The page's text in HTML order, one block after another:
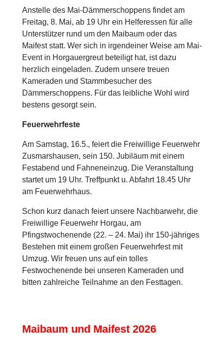
Anstelle des Mai-Dämmerschoppens findet am
Freitag, 8. Mai, ab 19 Uhr ein Helferessen für alle
Unterstützer rund um den Maibaum oder das
Maifest statt. Wer sich in irgendeiner Weise am Mai-
Event in Horgauergreut beteiligt hat, ist dazu
herzlich eingeladen. Zudem unsere treuen
Kameraden und Stammbesucher des
Dämmerschoppens. Für das leibliche Wohl wird
bestens gesorgt sein.
Feuerwehrfeste
Am Samstag, 16.5., feiert die Freiwillige Feuerwehr
Zusmarshausen, sein 150. Jubiläum mit einem
Festabend und Fahneneinzug. Die Veranstaltung
startet um 19 Uhr. Treffpunkt u. Abfahrt 18.45 Uhr
am Feuerwehrhaus.
Schon kurz danach feiert unsere Nachbarwehr, die
Freiwillige Feuerwehr Horgau, am
Pfingstwochenende (22. – 24. Mai) ihr 150-jähriges
Bestehen mit einem großen Feuerwehrfest mit
Umzug. Wir freuen uns auf ein tolles
Festwochenende bei unseren Kameraden und
bitten zahlreiche Teilnahme an den Festtagen.
Maibaum und Maifest 2026